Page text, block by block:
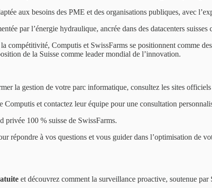
aux besoins des PME et des organisations publiques, avec
par l’énergie hydraulique, ancrée dans des datacenters
compétitivité, Computis et SwissFarms se positionnent comme
de la Suisse comme leader mondial de l’innovation.
la gestion de votre parc informatique, consultez les sites officiels
Computis et contactez leur équipe pour une consultation
privée 100 % suisse de SwissFarms.
répondre à vos questions et vous guider dans l’optimisation
et découvrez comment la surveillance proactive, soutenue